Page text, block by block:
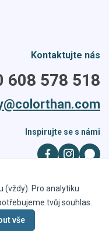
Kontaktujte nás
608 578 518
Inspirujte se s námi
a obsahu je zakázáno,
one, s.r.o.
(vždy). Pro analytiku
tvůj souhlas.
vše